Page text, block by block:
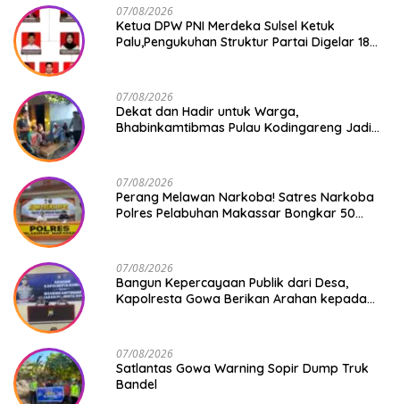
07/08/2026
Ketua DPW PNI Merdeka Sulsel Ketuk
Palu,Pengukuhan Struktur Partai Digelar 18
07/08/2026
Dekat dan Hadir untuk Warga,
Bhabinkamtibmas Pulau Kodingareng Jadi
07/08/2026
Perang Melawan Narkoba! Satres Narkoba
Polres Pelabuhan Makassar Bongkar 50
07/08/2026
Bangun Kepercayaan Publik dari Desa,
Kapolresta Gowa Berikan Arahan kepada
07/08/2026
Satlantas Gowa Warning Sopir Dump Truk
Bandel